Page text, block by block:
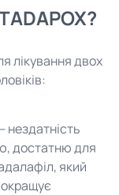
лікування двох
нездатність
достатню для
який